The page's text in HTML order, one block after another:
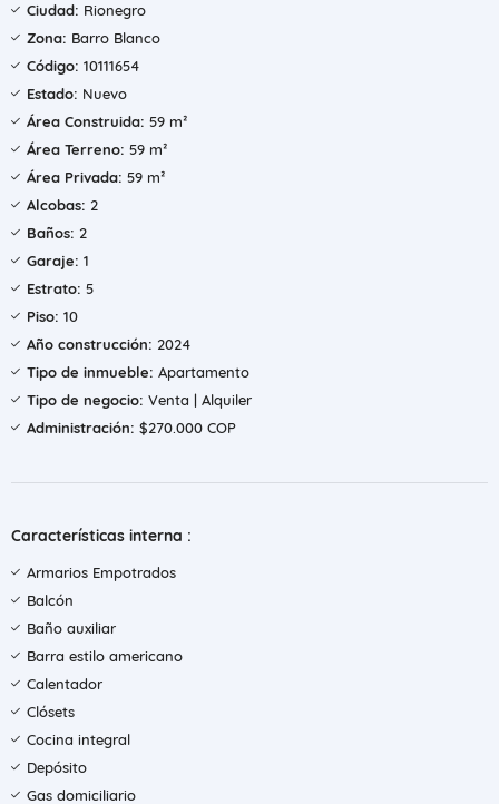
Ciudad: Rionegro
Zona: Barro Blanco
Código: 10111654
Estado: Nuevo
Área Construida: 59 m²
Área Terreno: 59 m²
Área Privada: 59 m²
Alcobas: 2
Baños: 2
Garaje: 1
Estrato: 5
Piso: 10
Año construcción: 2024
Tipo de inmueble: Apartamento
Tipo de negocio: Venta | Alquiler
Administración: $270.000 COP
Características interna :
Armarios Empotrados
Balcón
Baño auxiliar
Barra estilo americano
Calentador
Clósets
Cocina integral
Depósito
Gas domiciliario